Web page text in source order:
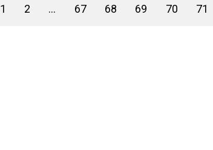
1 2 ... 67 68 69 70 71